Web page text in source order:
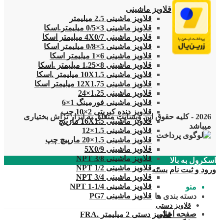
قلاویز ماشینی
قلاویز ماشینی 2.5 میلیمتر
قلاویز ماشینی 3×0/5 میلیمتر.اسکا
قلاویز ماشینی 4X0/7 میلیمتر اسکا
قلاویز ماشینی 5×0/8 میلیمتر اسکا
قلاویز ماشینی 6×1 میلیمتر اسکا
قلاویز ماشینی 8×1.25 میلیمتر .اسکا
قلاویز ماشینی 10X1.5 میلیمتر .اسکا
قلاویز ماشینی 12X1.75 میلیمتر اسکا
قلاویز ماشینی 1.25×24
قلاویز ماشینی فورمینگ 1×6
قلاویز دنده کبریتی 2×10 چپ
قلاویز ماشینی 16X1.5 مارپیچ
قلاویز ماشینی 1.5×12
قلاویز ماشینی 1.5×20 مارپیچ چپ
قلاویز ماشینی 5X0/9
قلاویز ماشینی 3/8 NPT
قلاویز ماشینی 1/2 NPT
قلاویز ماشینی 3/4 NPT
قلاویز ماشینی 1/4-1 NPT
قلاویز ماشینی PG7
قلاویز دستی
قلاویز دستی 2 میلیمتر .FRA
2026 - کلیه حقوق این وبسایت متعلق به ابزار تراش بختیاری
میباشد
اسکرول به بالا
ورود و ثبت نام بسته
منو
دسته بندی ها
صفحه اصلی